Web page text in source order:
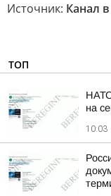
Источник: Канал
ТОП
на
10:03